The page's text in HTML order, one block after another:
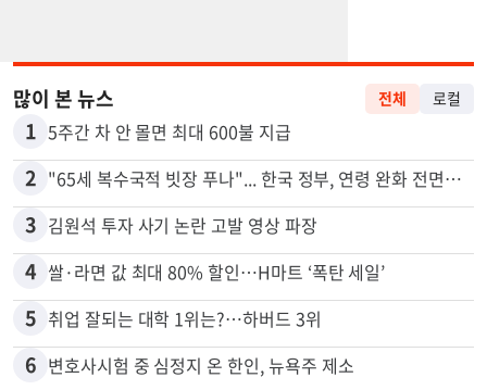
많이 본 뉴스 전체 로컬
1 5주간 차 안 몰면 최대 600불 지급
2 "65세 복수국적 빗장 푸나"... 한국 정부, 연령 완화 전면 추진
3 김원석 투자 사기 논란 고발 영상 파장
4 쌀·라면 값 최대 80% 할인…H마트 ‘폭탄 세일’
5 취업 잘되는 대학 1위는?…하버드 3위
6 변호사시험 중 심정지 온 한인, 뉴욕주 제소